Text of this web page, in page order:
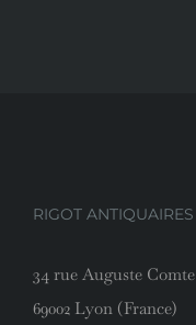
RIGOT ANTIQUAIRES
34 rue Auguste Comte
69002 Lyon (France)